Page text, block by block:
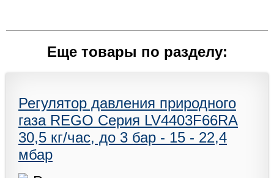
Еще товары по разделу:
Регулятор давления природного
газа REGO Серия LV4403F66RA
30,5 кг/час, до 3 бар - 15 - 22,4
мбар